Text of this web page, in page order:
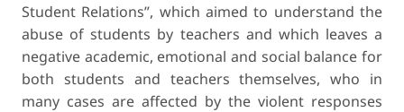
Student Relations”, which aimed to understand the
abuse of students by teachers and which leaves a
negative academic, emotional and social balance for
both students and teachers themselves, who in
many cases are affected by the violent responses